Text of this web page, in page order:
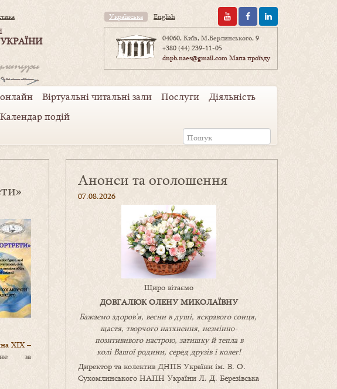
Українська English
04060, Київ, М.Берлинського, 9
+380 (44) 239-11-05
dnpb.naes@gmail.comМапа проїзду
Віртуальні читальні зали Послуги
Діяльність
Календар подій
ХІХ –
за
Анонси та оголошення
07.08.2026
Щиро вітаємо
ДОВГАЛЮК ОЛЕНУ МИКОЛАЇВНУ
Бажаємо здоров’я, весни в душі, яскравого сонця,
щастя, творчого натхнення, незмінно-
позитивнвого настрою, затишкуйтепла в
коліВашоїродини, серед друзів і колег!
Директор та колектив ДНПБ України ім. В. О.
Сухомлинського НАПН України Л. Д. Березівська